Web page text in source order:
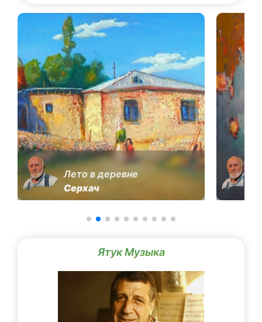
Лето в деревне
Серхач
Ятук Музыка